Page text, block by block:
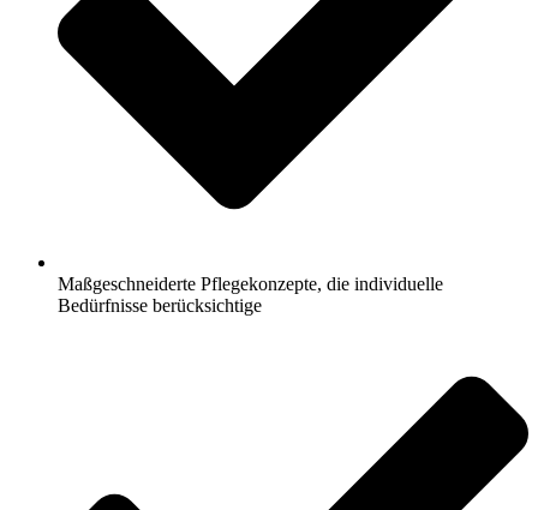
Maßgeschneiderte Pflegekonzepte, die individuelle
Bedürfnisse berücksichtige